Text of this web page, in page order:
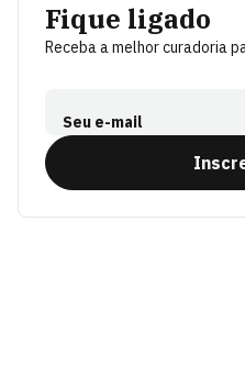
Fique ligado
Receba a melhor curadoria
Seu e-mail